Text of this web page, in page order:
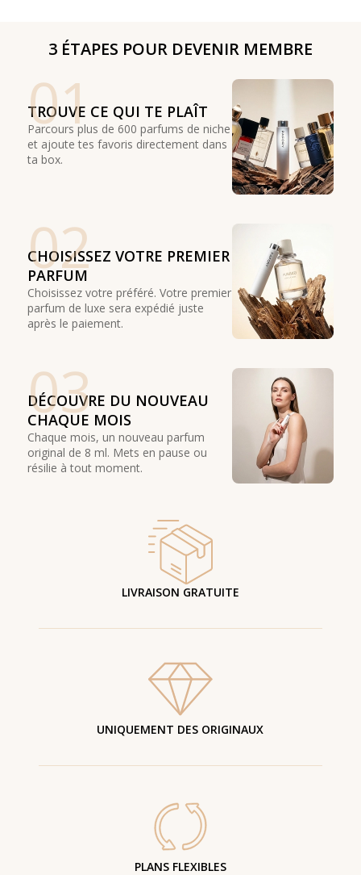
3 ÉTAPES POUR DEVENIR MEMBRE
01
TROUVE CE QUI TE PLAÎT
Parcours plus de 600 parfums de niche
et ajoute tes favoris directement dans
ta box.
02
CHOISISSEZ VOTRE PREMIER
PARFUM
Choisissez votre préféré. Votre premier
parfum de luxe sera expédié juste
après le paiement.
03
DÉCOUVRE DU NOUVEAU
CHAQUE MOIS
Chaque mois, un nouveau parfum
original de 8 ml. Mets en pause ou
résilie à tout moment.
LIVRAISON GRATUITE
UNIQUEMENT DES ORIGINAUX
PLANS FLEXIBLES